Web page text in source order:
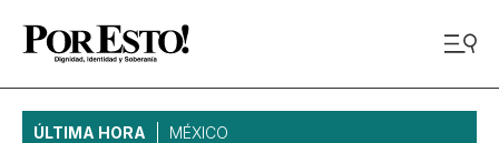
ÚLTIMA HORA
MÉXICO